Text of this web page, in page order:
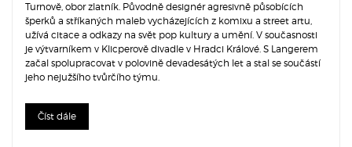
Turnově, obor zlatník. Původně designér agresivně působících
šperků a stříkaných maleb vycházejících z komixu a street artu,
užívá citace a odkazy na svět pop kultury a umění. V současnosti
je výtvarníkem v Klicperově divadle v Hradci Králové. S Langerem
začal spolupracovat v polovině devadesátých let a stal se součástí
jeho nejužšího tvůrčího týmu.
Číst dále